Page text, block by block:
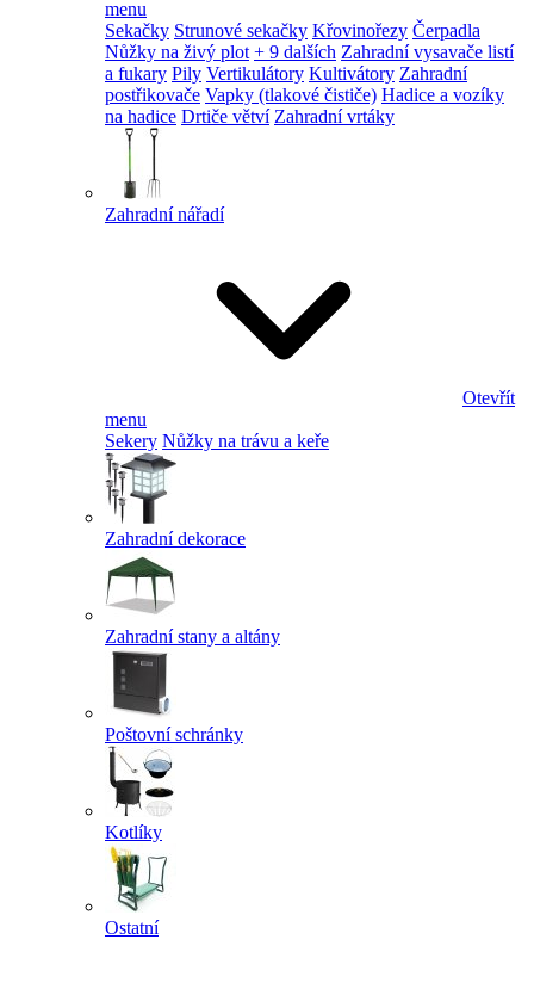
menu
Sekačky Strunové sekačky Křovinořezy Čerpadla
Nůžky na živý plot + 9 dalších Zahradní vysavače listí
a fukary Pily Vertikulátory Kultivátory Zahradní
postřikovače Vapky (tlakové čističe) Hadice a vozíky
na hadice Drtiče větví Zahradní vrtáky
Zahradní nářadí
Otevřít
menu
Sekery Nůžky na trávu a keře
Zahradní dekorace
Zahradní stany a altány
Poštovní schránky
Kotlíky
Ostatní